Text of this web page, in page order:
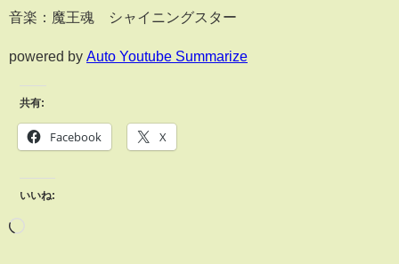
音楽：魔王魂 シャイニングスター
powered by Auto Youtube Summarize
共有:
Facebook X
いいね: